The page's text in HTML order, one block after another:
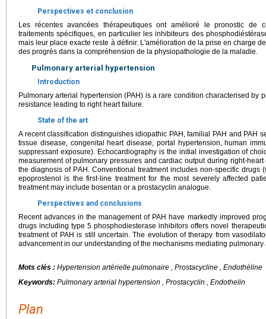
Perspectives et conclusion
Les récentes avancées thérapeutiques ont amélioré le pronostic de
traitements spécifiques, en particulier les inhibiteurs des
mais leur place exacte reste à définir. L'amélioration de la prise en charge
des progrès dans la compréhension de la physiopathologie de la maladie.
Pulmonary arterial hypertension
Introduction
Pulmonary arterial hypertension (PAH) is a rare condition characterised by
resistance leading to right heart failure.
State of the art
A recent classification distinguishes idiopathic PAH, familial PAH and PAH
tissue disease, congenital heart disease, portal hypertension, human
suppressant exposure). Echocardiography is the initial investigation of
measurement of pulmonary pressures and cardiac output during right-
the diagnosis of PAH. Conventional treatment includes non-specific drugs
epoprostenol is the first-line treatment for the most severely affected
treatment may include bosentan or a prostacyclin analogue.
Perspectives and conclusions
Recent advances in the management of PAH have markedly improved
drugs including type 5 phosphodiesterase inhibitors offers novel
treatment of PAH is still uncertain. The evolution of therapy from
advancement in our understanding of the mechanisms mediating
Mots clés : Hypertension artérielle pulmonaire , Prostacycline , Endothéline
Keywords: Pulmonary arterial hypertension , Prostacyclin , Endothelin
Plan